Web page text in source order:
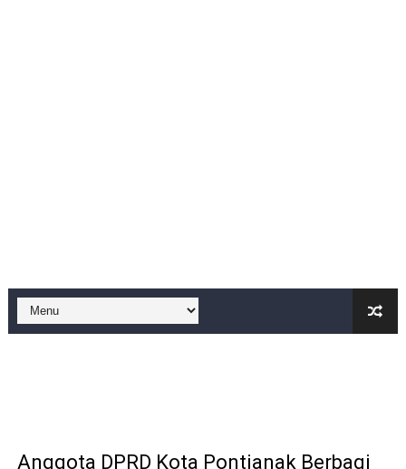
Di ikuti 14 Desa Turnamen sepak bola se-kecamatan
Dilaporkan Kuasa Hukum Bupati Bombana: Manton
Kasihumas Polres Lebak: Kasus Dugaan Pelanggaran
Anggota DPRD Kota Pontianak Berbagi